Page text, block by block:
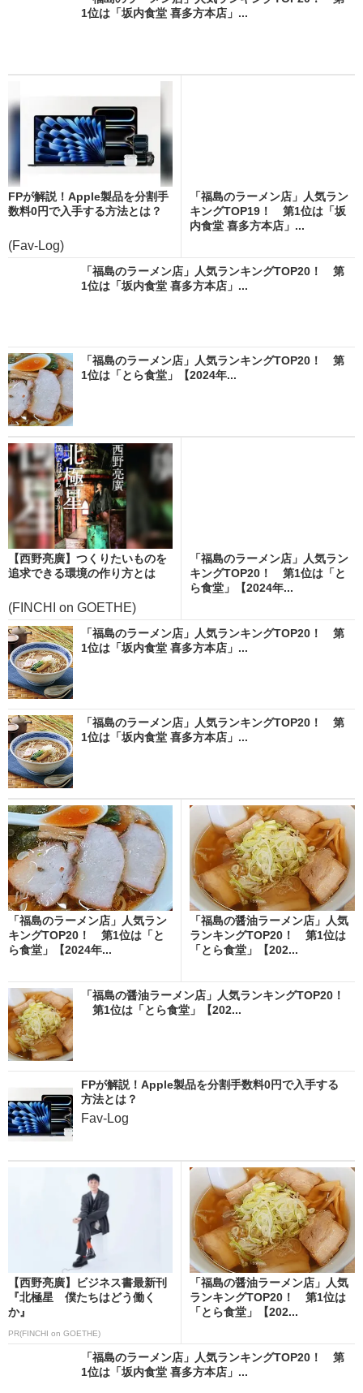
1位は「坂内食堂 喜多方本店」...
FPが解説！Apple製品を分割手
数料0円で入手する方法とは？
(Fav-Log)
「福島のラーメン店」人気ラン
キングTOP19！ 第1位は「坂
内食堂 喜多方本店」...
「福島のラーメン店」人気ランキングTOP20！ 第
1位は「坂内食堂 喜多方本店」...
「福島のラーメン店」人気ランキングTOP20！ 第
1位は「とら食堂」【2024年...
【西野亮廣】つくりたいものを
追求できる環境の作り方とは
(FINCHI on GOETHE)
「福島のラーメン店」人気ラン
キングTOP20！ 第1位は「と
ら食堂」【2024年...
「福島のラーメン店」人気ランキングTOP20！ 第
1位は「坂内食堂 喜多方本店」...
「福島のラーメン店」人気ランキングTOP20！ 第
1位は「坂内食堂 喜多方本店」...
「福島のラーメン店」人気ラン
キングTOP20！ 第1位は「と
ら食堂」【2024年...
「福島の醤油ラーメン店」人気
ランキングTOP20！ 第1位は
「とら食堂」【202...
「福島の醤油ラーメン店」人気ランキングTOP20！
第1位は「とら食堂」【202...
FPが解説！Apple製品を分割手数料0円で入手する
方法とは？
Fav-Log
【西野亮廣】ビジネス書最新刊
『北極星 僕たちはどう働く
か』
PR(FINCHI on GOETHE)
「福島の醤油ラーメン店」人気
ランキングTOP20！ 第1位は
「とら食堂」【202...
「福島のラーメン店」人気ランキングTOP20！ 第
1位は「坂内食堂 喜多方本店」...